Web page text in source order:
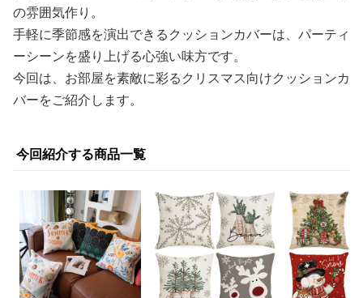
の雰囲気作り。
手軽に季節感を演出できるクッションカバーは、パーティ
ーシーンを盛り上げる心強い味方です。
今回は、お部屋を素敵に彩るクリスマス向けクッションカ
バーをご紹介します。
今回紹介する商品一覧